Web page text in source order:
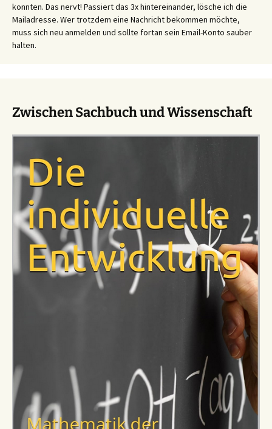
konnten. Das nervt! Passiert das 3x hintereinander, lösche ich die
Mailadresse. Wer trotzdem eine Nachricht bekommen möchte,
muss sich neu anmelden und sollte fortan sein Email-Konto sauber
halten.
Zwischen Sachbuch und Wissenschaft